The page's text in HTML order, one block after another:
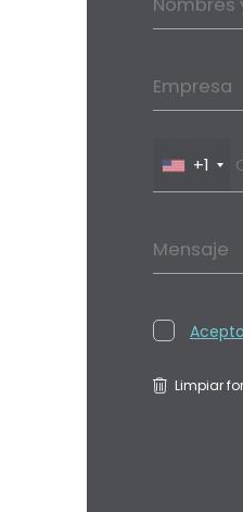
Empresa
+1
Mensaje
Limpiar